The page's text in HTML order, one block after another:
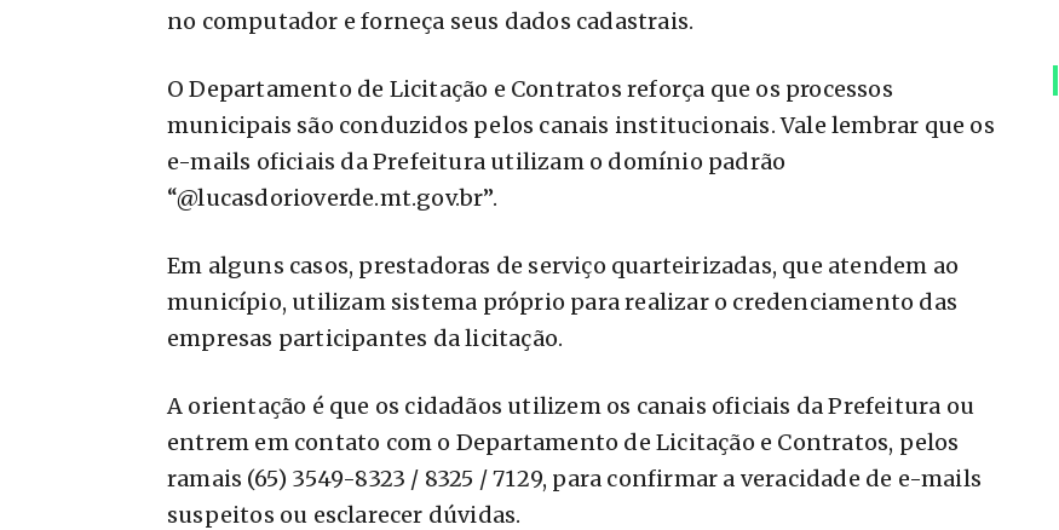
no computador e forneça seus dados cadastrais.
O Departamento de Licitação e Contratos reforça que os processos
municipais são conduzidos pelos canais institucionais. Vale lembrar que os
e-mails oficiais da Prefeitura utilizam o domínio padrão
“@lucasdorioverde.mt.gov.br”.
Em alguns casos, prestadoras de serviço quarteirizadas, que atendem ao
município, utilizam sistema próprio para realizar o credenciamento das
empresas participantes da licitação.
A orientação é que os cidadãos utilizem os canais oficiais da Prefeitura ou
entrem em contato com o Departamento de Licitação e Contratos, pelos
ramais (65) 3549-8323 / 8325 / 7129, para confirmar a veracidade de e-mails
suspeitos ou esclarecer dúvidas.